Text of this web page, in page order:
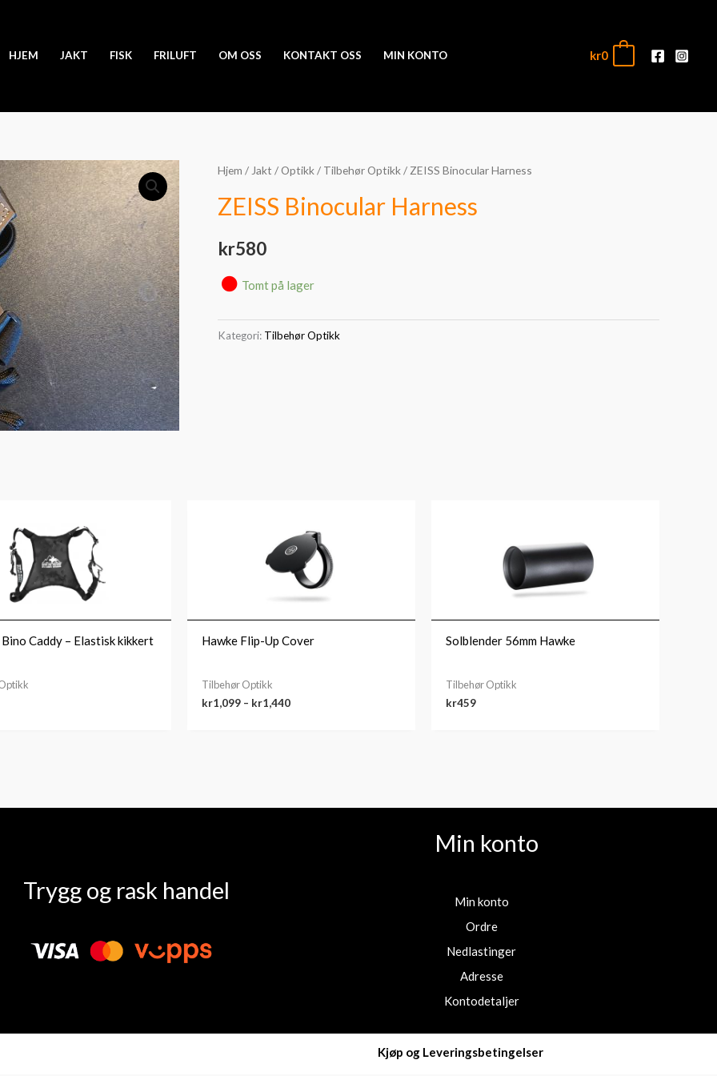
HJEM JAKT FISK FRILUFT OM OSS KONTAKT OSS MIN KONTO kr0
Hjem / Jakt /Optikk/ Tilbehør Optikk/ ZEISS Binocular Harness
ZEISS Binocular Harness
kr580
Tomt på lager
Kategori: Tilbehør Optikk
Caddy – Elastisk kikkert
Hawke Flip-Up Cover
Tilbehør Optikk
kr1,099 – kr1,440
til
kr1,440
Solblender 56mm Hawke
Tilbehør Optikk
kr459
Trygg og rask handel
Min konto
Min konto
Ordre
Nedlastinger
Adresse
Kontodetaljer
Kjøp og Leveringsbetingelser